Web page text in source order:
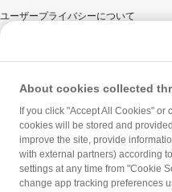
ユーザープライバシーについて
ウェブサイト利用規約
反社会的勢力に対する方針
勧誘方針
マネロン等基本方針
カスタマーハラスメントに関する当社
About cookies collected
If you click "Accept All Cookies"
cookies will be stored and
improve the site, provide
with external partners) according to
settings at any time from "Cookie
change app tracking preferences